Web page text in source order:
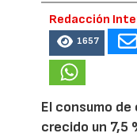
Redacción
1657
El consumo
crecido un 7,5